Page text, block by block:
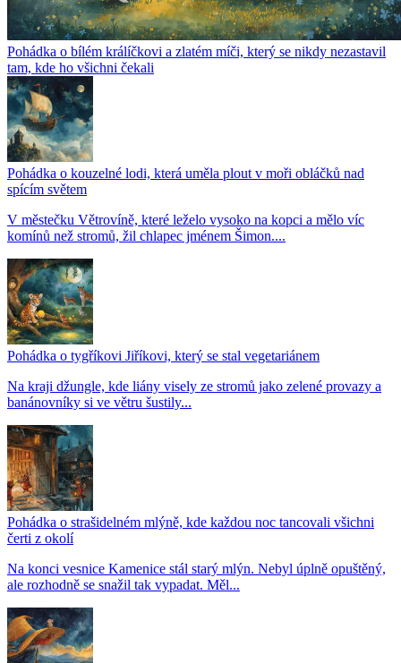
Pohádka o bílém králíčkovi a zlatém míči, který se nikdy nezastavil
tam, kde ho všichni čekali
Pohádka o kouzelné lodi, která uměla plout v moři obláčků nad
spícím světem
V městečku Větrovíně, které leželo vysoko na kopci a mělo víc
komínů než stromů, žil chlapec jménem Šimon....
Pohádka o tygříkovi Jiříkovi, který se stal vegetariánem
Na kraji džungle, kde liány visely ze stromů jako zelené provazy a
banánovníky si ve větru šustily...
Pohádka o strašidelném mlýně, kde každou noc tancovali všichni
čerti z okolí
Na konci vesnice Kamenice stál starý mlýn. Nebyl úplně opuštěný,
ale rozhodně se snažil tak vypadat. Měl...